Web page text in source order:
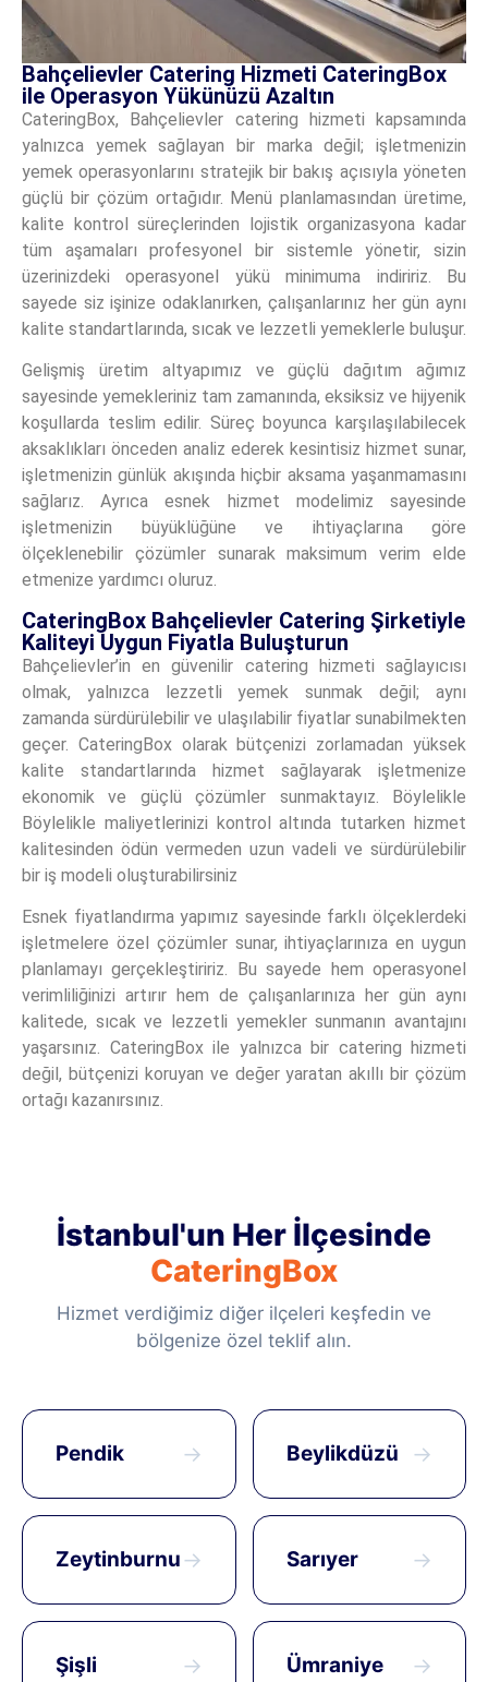
Bahçelievler Catering Hizmeti CateringBox
ile Operasyon Yükünüzü Azaltın
CateringBox, Bahçelievler catering hizmeti kapsamında
yalnızca yemek sağlayan bir marka değil; işletmenizin
yemek operasyonlarını stratejik bir bakış açısıyla yöneten
güçlü bir çözüm ortağıdır. Menü planlamasından üretime,
kalite kontrol süreçlerinden lojistik organizasyona kadar
tüm aşamaları profesyonel bir sistemle yönetir, sizin
üzerinizdeki operasyonel yükü minimuma indiririz. Bu
sayede siz işinize odaklanırken, çalışanlarınız her gün aynı
kalite standartlarında, sıcak ve lezzetli yemeklerle buluşur.
Gelişmiş üretim altyapımız ve güçlü dağıtım ağımız
sayesinde yemekleriniz tam zamanında, eksiksiz ve hijyenik
koşullarda teslim edilir. Süreç boyunca karşılaşılabilecek
aksaklıkları önceden analiz ederek kesintisiz hizmet sunar,
işletmenizin günlük akışında hiçbir aksama yaşanmamasını
sağlarız. Ayrıca esnek hizmet modelimiz sayesinde
işletmenizin büyüklüğüne ve ihtiyaçlarına göre
ölçeklenebilir çözümler sunarak maksimum verim elde
etmenize yardımcı oluruz.
CateringBox Bahçelievler Catering Şirketiyle
Kaliteyi Uygun Fiyatla Buluşturun
Bahçelievler’in en güvenilir catering hizmeti sağlayıcısı
olmak, yalnızca lezzetli yemek sunmak değil; aynı
zamanda sürdürülebilir ve ulaşılabilir fiyatlar sunabilmekten
geçer. CateringBox olarak bütçenizi zorlamadan yüksek
kalite standartlarında hizmet sağlayarak işletmenize
ekonomik ve güçlü çözümler sunmaktayız. Böylelikle
Böylelikle maliyetlerinizi kontrol altında tutarken hizmet
kalitesinden ödün vermeden uzun vadeli ve sürdürülebilir
bir iş modeli oluşturabilirsiniz
Esnek fiyatlandırma yapımız sayesinde farklı ölçeklerdeki
işletmelere özel çözümler sunar, ihtiyaçlarınıza en uygun
planlamayı gerçekleştiririz. Bu sayede hem operasyonel
verimliliğinizi artırır hem de çalışanlarınıza her gün aynı
kalitede, sıcak ve lezzetli yemekler sunmanın avantajını
yaşarsınız. CateringBox ile yalnızca bir catering hizmeti
değil, bütçenizi koruyan ve değer yaratan akıllı bir çözüm
ortağı kazanırsınız.
İstanbul'un Her İlçesinde
CateringBox
Hizmet verdiğimiz diğer ilçeleri keşfedin ve
bölgenize özel teklif alın.
Pendik → Beylikdüzü →
Zeytinburnu→ Sarıyer →
Şişli → Ümraniye →